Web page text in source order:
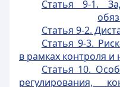
Статья 9-1.
Статья 9-2.
Статья 9-3.
в рамках контроля и
Статья 10.
регулирования,